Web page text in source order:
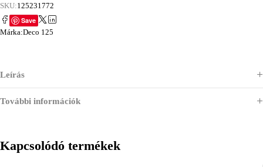
SKU:125231772
Save
Márka:Deco 125
Leírás
További információk
Kapcsolódó termékek